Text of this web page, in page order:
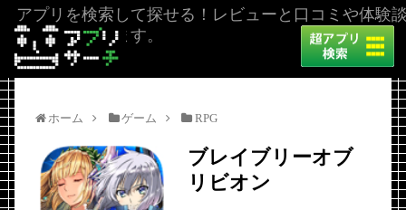
アプリを検索して探せる！レビューと口コミや体験
を掲載しています。
ホーム ゲーム RPG
ブレイブリーオブ
リビオン